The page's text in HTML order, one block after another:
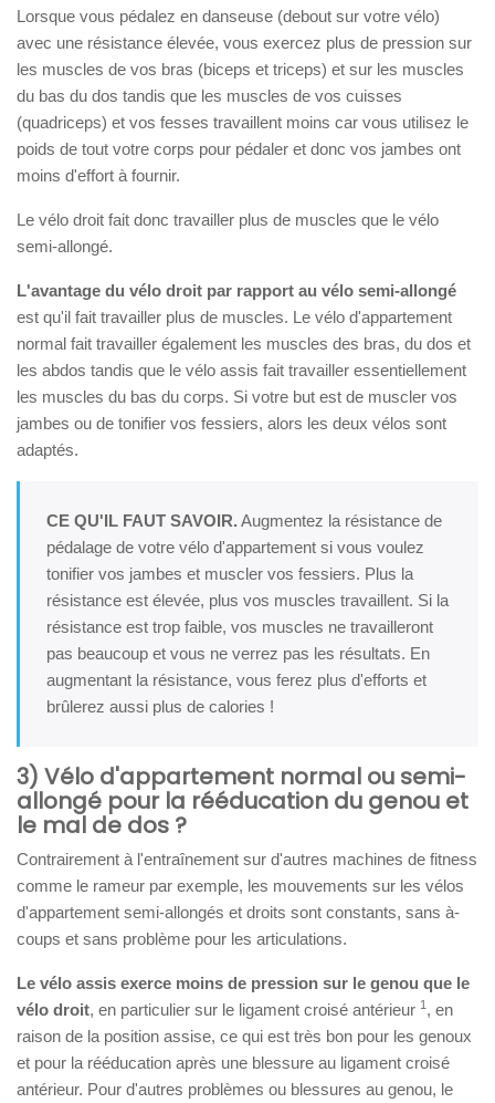
Lorsque vous pédalez en danseuse (debout sur votre vélo)
avec une résistance élevée, vous exercez plus de pression sur
les muscles de vos bras (biceps et triceps) et sur les muscles
du bas du dos tandis que les muscles de vos cuisses
(quadriceps) et vos fesses travaillent moins car vous utilisez le
poids de tout votre corps pour pédaler et donc vos jambes ont
moins d'effort à fournir.
Le vélo droit fait donc travailler plus de muscles que le vélo
semi-allongé.
L'avantage du vélo droit par rapport au vélo semi-allongé
est qu'il fait travailler plus de muscles. Le vélo d'appartement
normal fait travailler également les muscles des bras, du dos et
les abdos tandis que le vélo assis fait travailler essentiellement
les muscles du bas du corps. Si votre but est de muscler vos
jambes ou de tonifier vos fessiers, alors les deux vélos sont
adaptés.
CE QU'IL FAUT SAVOIR. Augmentez la résistance de
pédalage de votre vélo d'appartement si vous voulez
tonifier vos jambes et muscler vos fessiers. Plus la
résistance est élevée, plus vos muscles travaillent. Si la
résistance est trop faible, vos muscles ne travailleront
pas beaucoup et vous ne verrez pas les résultats. En
augmentant la résistance, vous ferez plus d'efforts et
brûlerez aussi plus de calories !
3) Vélo d'appartement normal ou semi-
allongé pour la rééducation du genou et
le mal de dos ?
Contrairement à l'entraînement sur d'autres machines de fitness
comme le rameur par exemple, les mouvements sur les vélos
d'appartement semi-allongés et droits sont constants, sans à-
coups et sans problème pour les articulations.
Le vélo assis exerce moins de pression sur le genou que le
vélo droit, en particulier sur le ligament croisé antérieur 1 , en
raison de la position assise, ce qui est très bon pour les genoux
et pour la rééducation après une blessure au ligament croisé
antérieur. Pour d'autres problèmes ou blessures au genou, le